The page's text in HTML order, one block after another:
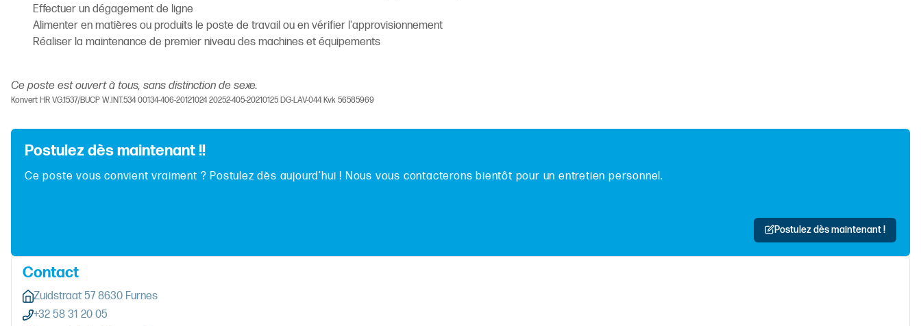
Effectuer un dégagement de ligne
Alimenter en matières ou produits le poste de travail ou en vérifier l'approvisionnement
Réaliser la maintenance de premier niveau des machines et équipements
Ce poste est ouvert à tous, sans distinction de sexe.
Konvert HR VG.1537/BUCP W.INT.534 00134-406-20121024 20252-405-20210125 DG-LAV-044 Kvk 56585969
Postulez dès maintenant !!
Ce poste vous convient vraiment ? Postulez dès aujourd’hui ! Nous vous contacterons bientôt pour un entretien personnel.
Postulez dès maintenant !
Contact
Zuidstraat 57 8630 Furnes
+32 58 31 20 05